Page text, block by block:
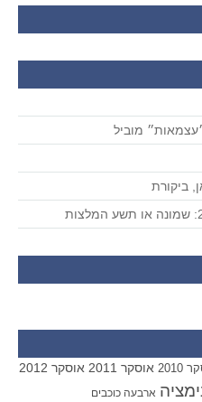
ביקורת
אוסקר 2011 אוסקר 2012
ארבעה כוכבים